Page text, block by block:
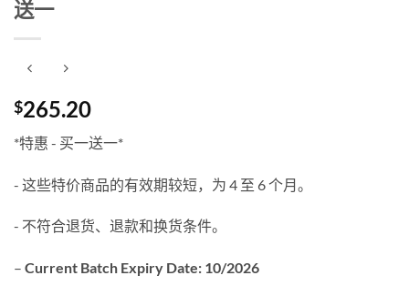
送一
$265.20
*特惠 - 买一送一*
- 这些特价商品的有效期较短，为 4 至 6 个月。
- 不符合退货、退款和换货条件。
– Current Batch Expiry Date: 10/2026